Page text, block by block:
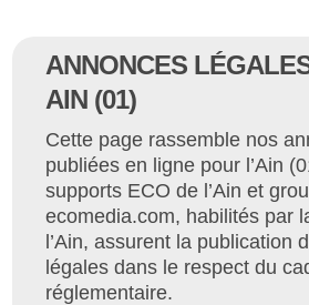
ANNONCES
AIN (01)
Cette page rassemble nos
publiées en ligne pour l’Ain
supports ECO de l’Ain et
ecomedia.com, habilités par
l’Ain, assurent la publication
légales dans le respect du
réglementaire.